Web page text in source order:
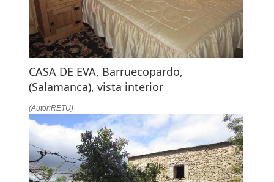
CASA DE EVA, Barruecopardo,
(Salamanca), vista interior
(Autor:RETU)